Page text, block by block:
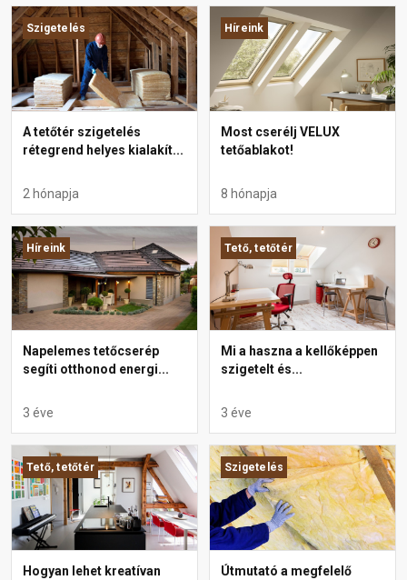
Szigetelés
A tetőtér szigetelés
rétegrend helyes kialakít...
2 hónapja
Híreink
Most cserélj VELUX
tetőablakot!
8 hónapja
Híreink
Napelemes tetőcserép
segíti otthonod energi...
3 éve
Tető, tetőtér
Mi a haszna a kellőképpen
szigetelt és...
3 éve
Tető, tetőtér
Hogyan lehet kreatívan
Szigetelés
Útmutató a megfelelő